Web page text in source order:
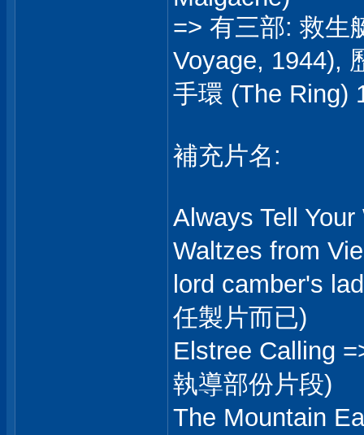
=> 有三部: 救生
Voyage, 1944),
手環 (The Ring)
補充片名:
Always Tell
Waltzes from
lord camber's
任製片而已)
Elstree Calling
執導部份片段)
The Mountain